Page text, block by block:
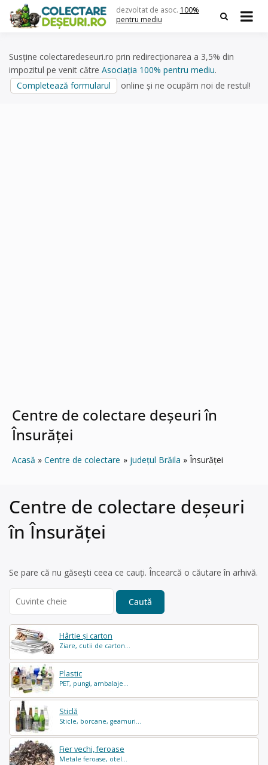
content
dezvoltat de asoc. 100%
pentru mediu
Susține colectaredeseuri.ro prin redirecționarea a 3,5% din
impozitul pe venit către Asociația 100% pentru mediu.
Completează formularul
online și ne ocupăm noi de restul!
Centre de colectare deșeuri în
Însurăţei
Acasă Centre de colectare județul Brăila Însurăţei
Hârtie și carton
Ziare, cutii de carton...
Plastic
PET, pungi, ambalaje...
Sticlă
Sticle, borcane, geamuri...
Fier vechi, feroase
Metale feroase, otel...
Centre de colectare deșeuri
în Însurăţei
Se pare că nu găsești ceea ce cauți. Încearcă o căutare în arhivă.
for: